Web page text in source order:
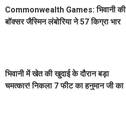
Commonwealth Games: भिवानी की
बॉक्सर जैस्मिन लंबोरिया ने 57 किग्रा भार
भिवानी में खेत की खुदाई के दौरान बड़ा
चमत्कार! निकला 7 फीट का हनुमान जी का